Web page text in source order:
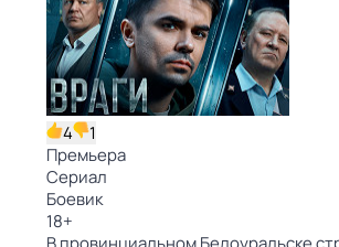
4
1
Премьера
Сериал
Боевик
18+